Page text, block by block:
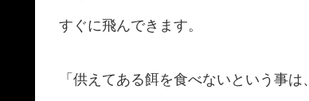
すぐに飛んできます。
「供えてある餌を食べないという事